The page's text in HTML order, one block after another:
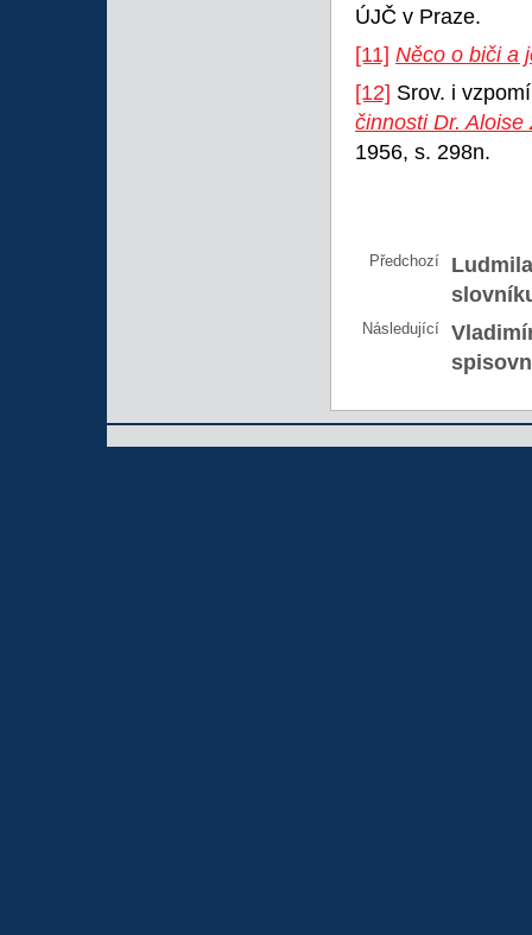
ÚJČ v Praze.
[11] Něco o biči a
[12] Srov. i
činnosti Dr.
1956, s. 298n.
Předchozí
Následující